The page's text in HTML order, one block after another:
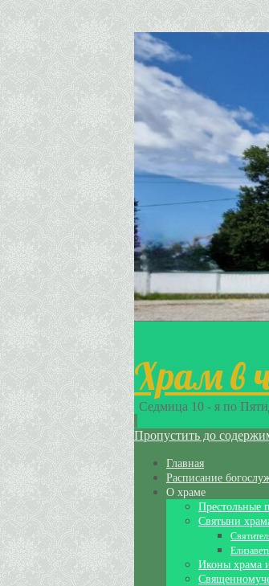
Храм в
Седмица 10 - я по
Пропустить до
Главная
Расписание
О храме
Престольные
Святыни
Иконы храма